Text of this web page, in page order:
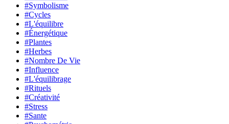
#Symbolisme
#Cycles
#L'équilibre
#Énergétique
#Plantes
#Herbes
#Nombre De Vie
#Influence
#L'équilibrage
#Rituels
#Créativité
#Stress
#Sante